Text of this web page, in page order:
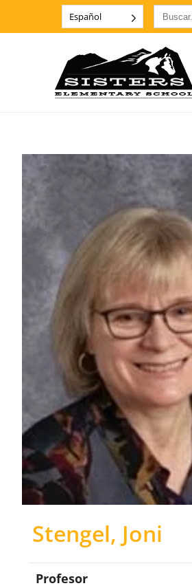
Español Buscar:
Stengel, Joni
Profesor